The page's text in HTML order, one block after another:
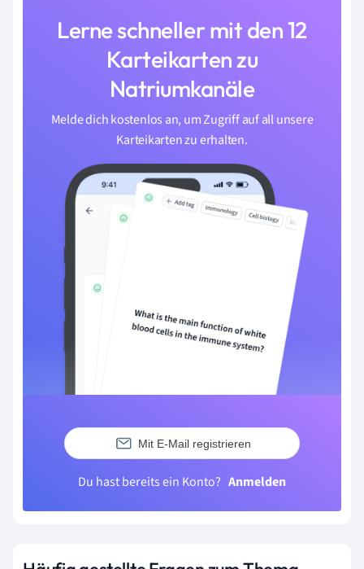
Lerne schneller mit den 12
Karteikarten zu
Natriumkanäle
Melde dich kostenlos an, um Zugriff auf all unsere
Karteikarten zu erhalten.
Mit E-Mail registrieren
Du hast bereits ein Konto? Anmelden